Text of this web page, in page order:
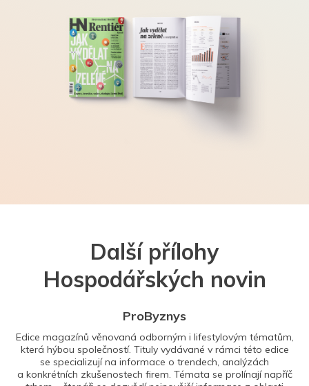
Další přílohy
Hospodářských novin
ProByznys
Edice magazínů věnovaná odborným i lifestylovým tématům,
která hýbou společností. Tituly vydávané v rámci této edice
se specializují na informace o trendech, analýzách
a konkrétních zkušenostech firem. Témata se prolínají napříč